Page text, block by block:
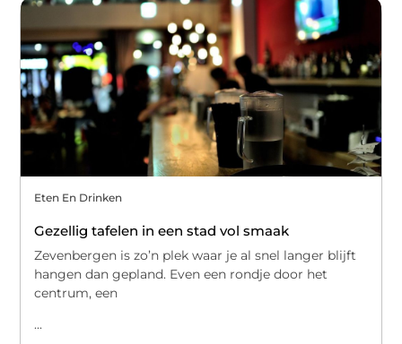
Eten En Drinken
Gezellig tafelen in een stad vol smaak
Zevenbergen is zo’n plek waar je al snel langer blijft
hangen dan gepland. Even een rondje door het
centrum, een
...